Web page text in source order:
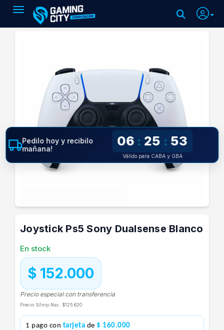
Toggle navigation
Joystick Ps5 Sony Dualsense Blanco
En stock
$ 152.000
Precio especial con transferencia
Precio S/Imp.Nac. $125.620
1 pago con tarjeta de $ 160.000
Pedilo hoy y recibilo
mañana!
06 : 25 : 53
Válido para CABA y GBA